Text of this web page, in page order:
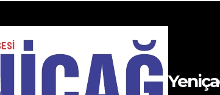
bilançolarla, jeopolitik zorun askeri güçle kurulduğu...
Gelişmeler ışığında Türkiye